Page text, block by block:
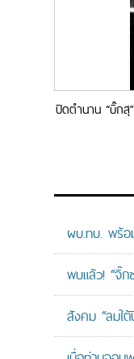
ปิดตำนาน “บิ๊ก
ผบ.ทบ. พร้อ
พบแล้ว! “จิ๊ก
สังคม “ลมใ